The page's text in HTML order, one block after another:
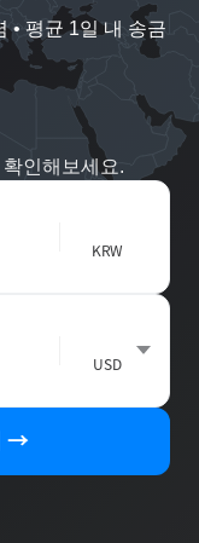
• 평균 1일 내 송금
인해보세요.
KRW
USD
→